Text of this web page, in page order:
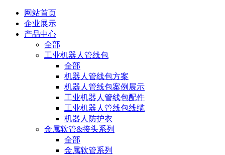
网站首页
企业展示
产品中心
全部
工业机器人管线包
全部
机器人管线包方案
机器人管线包案例展示
工业机器人管线包配件
工业机器人管线包线缆
机器人防护衣
金属软管&接头系列
全部
金属软管系列